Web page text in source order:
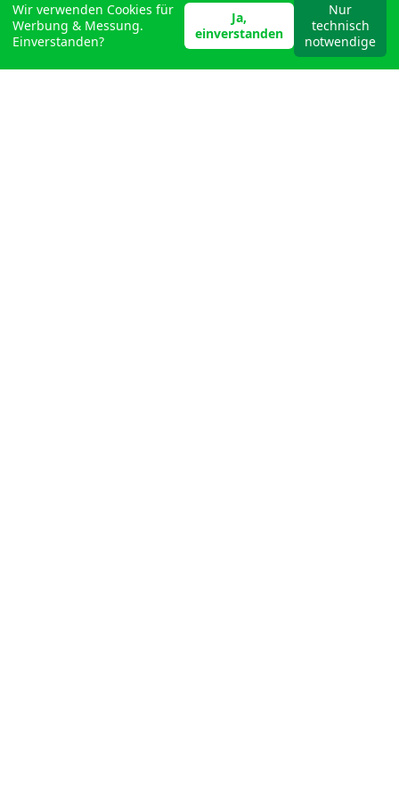
Wir verwenden Cookies für
Werbung & Messung.
Einverstanden?
Ja,
einverstanden
Nur
technisch
notwendige